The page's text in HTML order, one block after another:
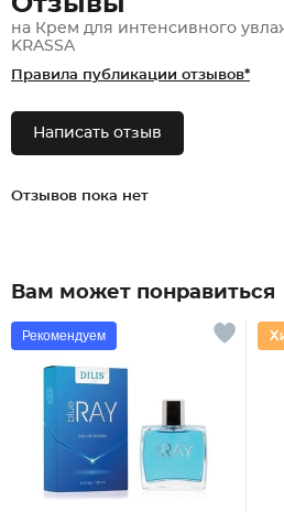
на Крем для интенсивного
KRASSA
Правила публикации отзывов*
Написать отзыв
Отзывов пока нет
Вам может понравиться
Рекомендуем